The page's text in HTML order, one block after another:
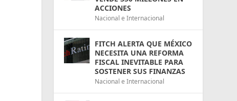
ACCIONES
Nacional e Internacional
FITCH ALERTA QUE MÉXICO
NECESITA UNA REFORMA
FISCAL INEVITABLE PARA
SOSTENER SUS FINANZAS
Nacional e Internacional